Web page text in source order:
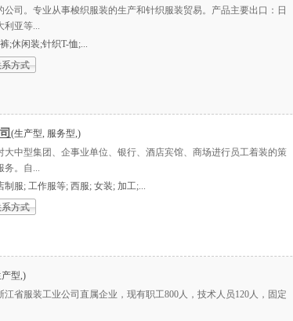
公司。专业从事梭织服装的生产和针织服装贸易。产品主要出口：日
利亚等...
;休闲装;针织T-恤;...
方式
(生产型, 服务型,)
大中型集团、企事业单位、银行、酒店宾馆、商场进行员工着装的策
务。自...
制服; 工作服等; 西服; 女装; 加工;...
方式
型,)
省服装工业公司直属企业，现有职工800人，技术人员120人，固定